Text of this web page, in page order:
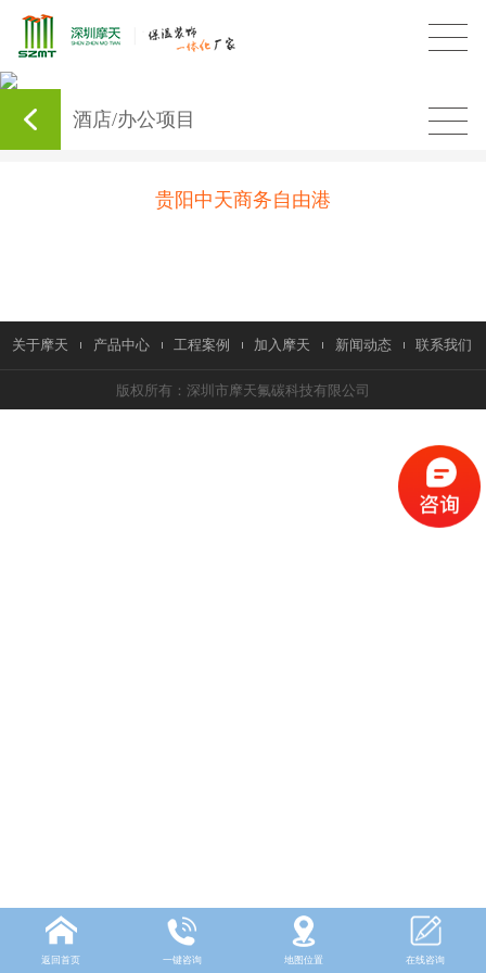
酒店/办公项目
贵阳中天商务自由港
关于摩天 产品中心 工程案例 加入摩天 新闻动态 联系我们
版权所有：深圳市摩天氟碳科技有限公司
返回首页 一键咨询 地图位置 在线咨询